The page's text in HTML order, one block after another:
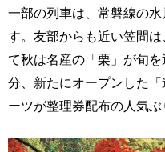
一部の列車は、常磐線の
す。友部からも近い笠間
て秋は名産の「栗」が旬
分、新たにオープンした
ーツが整理券配布の人気ぶ